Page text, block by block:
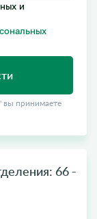
и
вы принимаете
66 -